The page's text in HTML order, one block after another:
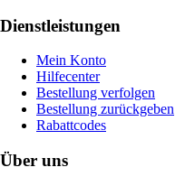
Dienstleistungen
Mein Konto
Hilfecenter
Bestellung verfolgen
Bestellung zurückgeben
Rabattcodes
Über uns